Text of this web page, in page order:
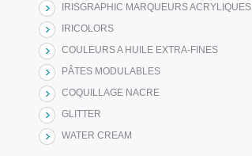
IRISGRAPHIC MARQUEURS ACRYLIQUES
IRICOLORS
COULEURS A HUILE EXTRA-FINES
PÂTES MODULABLES
COQUILLAGE NACRE
GLITTER
WATER CREAM